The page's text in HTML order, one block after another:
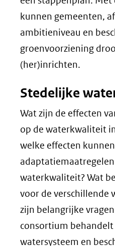
kunnen gemeenten,
ambitieniveau en
groenvoorziening
(her)inrichten.
Stedelijke
Wat zijn de effecten
op de waterkwaliteit
welke effecten kunnen
waterkwaliteit? Wat
voor de verschillende
zijn belangrijke
consortium behandelt
watersysteem en